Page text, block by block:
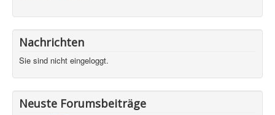
Nachrichten
Sie sind nicht eingeloggt.
Neuste Forumsbeiträge